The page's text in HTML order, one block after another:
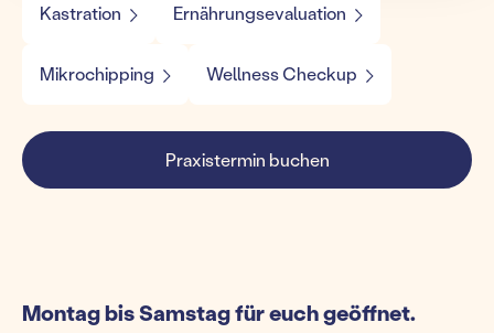
Kastration Ernährungsevaluation
Mikrochipping Wellness Checkup
Praxistermin buchen
Montag bis Samstag für euch geöffnet.